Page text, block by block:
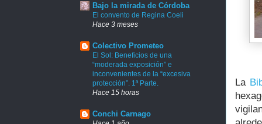
La
Bajo la mirada de Córdoba
El convento de Regina Coeli
Hace 3 meses
Colectivo Prometeo
El Sol: Beneficios de una
“moderada exposición” e
inconvenientes de la “excesiva
protección”. 1ª Parte.
Hace 15 horas
Conchi Carnago